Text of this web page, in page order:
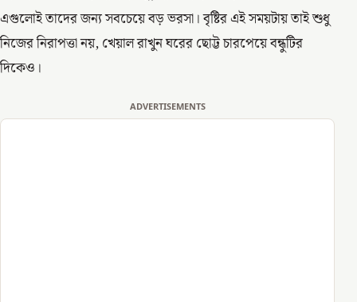
এগুলোই তাদের জন্য সবচেয়ে বড় ভরসা। বৃষ্টির এই সময়টায় তাই শুধু
নিজের নিরাপত্তা নয়, খেয়াল রাখুন ঘরের ছোট্ট চারপেয়ে বন্ধুটির
দিকেও।
ADVERTISEMENTS